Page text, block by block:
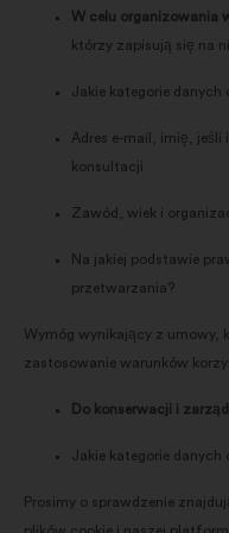
W celu organizowania
którzy zapisują się na
Jakie kategorie danych
Adres e-mail, imię,
konsultacji
Zawód, wiek i
Na jakiej podstawie
przetwarzania?
Wymóg wynikający z umowy,
zastosowanie warunków
Do konserwacji i
Jakie kategorie danych
Prosimy o sprawdzenie